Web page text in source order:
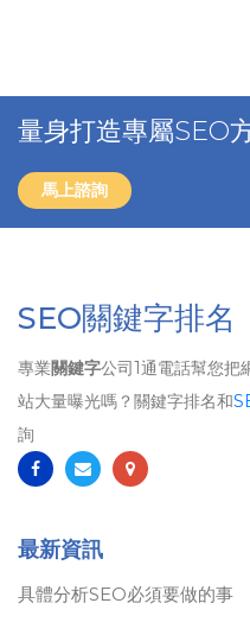
量身打造專屬SEO
馬上諮詢
SEO關鍵字排名
專業關鍵字公司1通電話幫您把
站大量曝光嗎？關鍵字排名和
詢
最新資訊
具體分析SEO必須要做的事